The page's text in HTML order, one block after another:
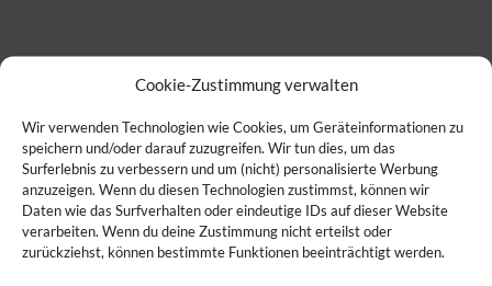
Cookie-Zustimmung verwalten
Wir verwenden Technologien wie Cookies, um Geräteinformationen zu
speichern und/oder darauf zuzugreifen. Wir tun dies, um das
Surferlebnis zu verbessern und um (nicht) personalisierte Werbung
anzuzeigen. Wenn du diesen Technologien zustimmst, können wir
Daten wie das Surfverhalten oder eindeutige IDs auf dieser Website
verarbeiten. Wenn du deine Zustimmung nicht erteilst oder
zurückziehst, können bestimmte Funktionen beeinträchtigt werden.